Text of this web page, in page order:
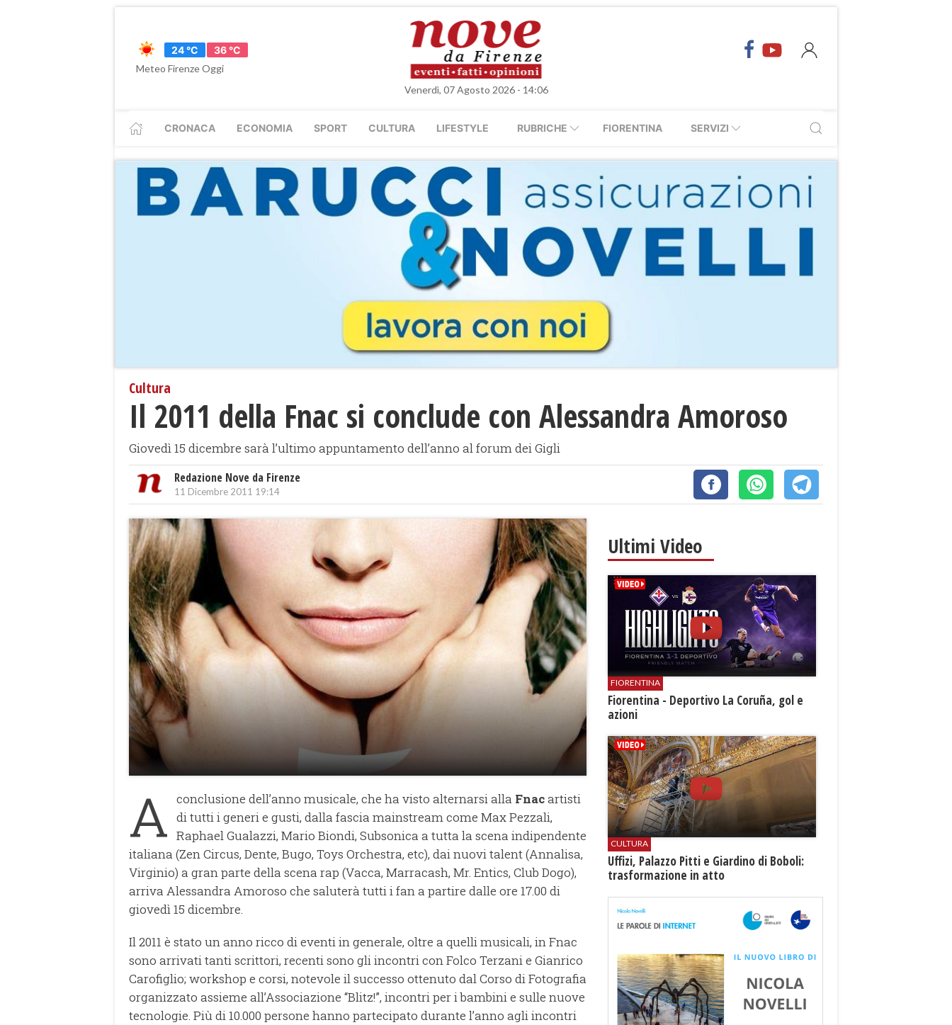
24 °C
36 °C
Meteo Firenze Oggi
Venerdì, 07 Agosto 2026 - 14:06
CRONACA ECONOMIA SPORT CULTURA LIFESTYLE RUBRICHE FIORENTINA SERVIZI
Cultura
Il 2011 della Fnac si conclude con Alessandra Amoroso
Giovedì 15 dicembre sarà l’ultimo appuntamento dell’anno al forum dei Gigli
Redazione Nove da Firenze
11 Dicembre 2011 19:14
A conclusione dell’anno musicale, che ha visto alternarsi alla Fnacartisti
di tutti i generi e gusti, dalla fascia mainstream come Max Pezzali,
Raphael Gualazzi, Mario Biondi, Subsonica a tutta la scena indipendente
italiana (Zen Circus, Dente, Bugo, Toys Orchestra, etc), dai nuovi talent (Annalisa,
Virginio) a gran parte della scena rap (Vacca, Marracash, Mr. Entics, Club Dogo),
arriva Alessandra Amoroso che saluterà tutti i fan a partire dalle ore 17.00 di
giovedì 15 dicembre.
Il 2011 è stato un anno ricco di eventi in generale, oltre a quelli musicali, in Fnac
sono arrivati tanti scrittori, recenti sono gli incontri con Folco Terzani e Gianrico
Carofiglio; workshop e corsi, notevole il successo ottenuto dal Corso di Fotografia
organizzato assieme all’Associazione “Blitz!”, incontri per i bambini e sulle nuove
tecnologie. Più di 10.000 persone hanno partecipato durante l’anno agli incontri
Ultimi Video
FIORENTINA
Fiorentina - Deportivo La Coruña, gol e
azioni
CULTURA
Uffizi, Palazzo Pitti e Giardino di Boboli:
trasformazione in atto